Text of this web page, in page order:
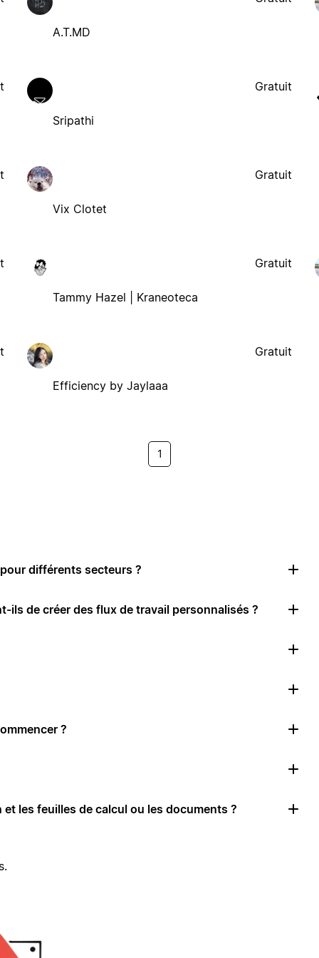
A.T.MD
Sripathi
Gratuit
Vix Clotet
Gratuit
Tammy Hazel | Kraneoteca
Gratuit
Efficiency by Jaylaaa
Gratuit
1
différents secteurs ?
de créer des flux de travail personnalisés ?
?
les feuilles de calcul ou les documents ?